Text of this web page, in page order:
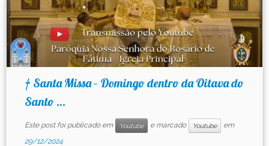
† Santa Missa – Domingo dentro da Oitava do
Santo ...
Este post foi publicado em Youtube e marcado Youtube
em
29/12/2024